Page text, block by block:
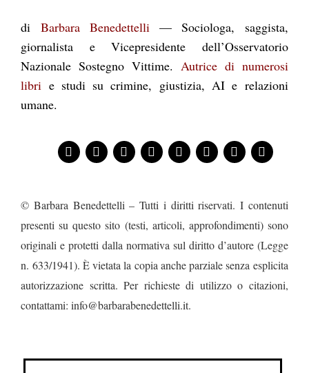
di Barbara Benedettelli— Sociologa, saggista,
giornalista e Vicepresidente dell’Osservatorio
Nazionale Sostegno Vittime. Autrice di numerosi
libri e studi su crimine, giustizia, AI e relazioni
umane.
© Barbara Benedettelli – Tutti i diritti riservati. I contenuti
presenti su questo sito (testi, articoli, approfondimenti) sono
originali e protetti dalla normativa sul diritto d’autore (Legge
n. 633/1941). È vietata la copia anche parziale senza esplicita
autorizzazione scritta. Per richieste di utilizzo o citazioni,
contattami: info@barbarabenedettelli.it.